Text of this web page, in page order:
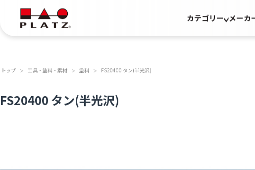
カテゴリー メーカ
トップ ＞ 工具・塗料・素材 ＞ 塗料 ＞ FS20400 タン(半光沢)
FS20400 タン(半光沢)